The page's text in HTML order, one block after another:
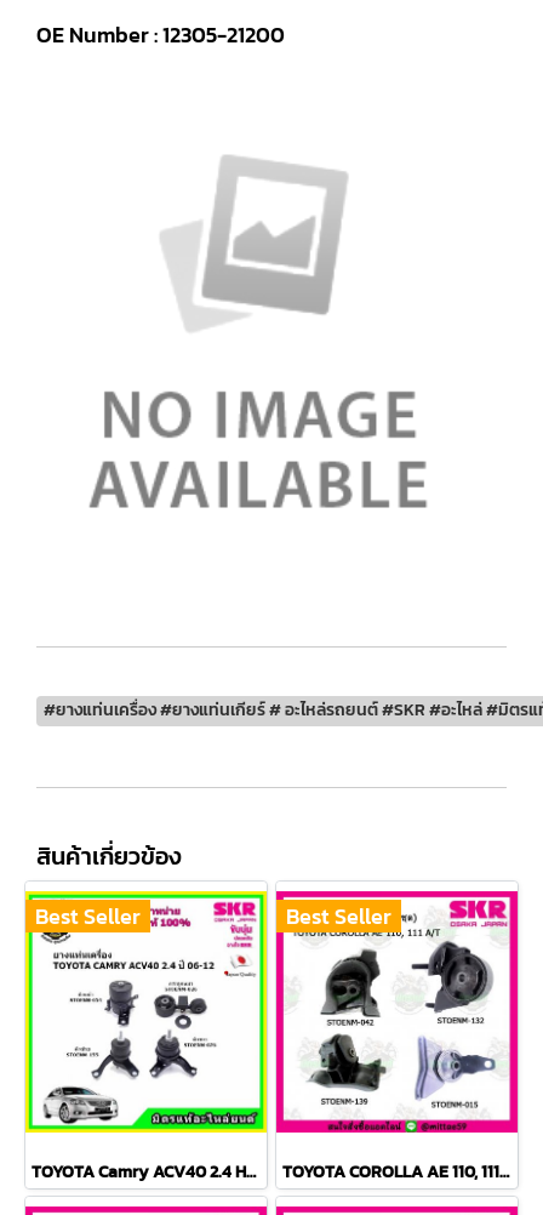
OE Number : 12305-21200
#ยางแท่นเครื่อง #ยางแท่นเกียร์ # อะไหล่รถยนต์ #SKR #อะไหล่ #มิตร
สินค้าเกี่ยวข้อง
Best Seller
TOYOTA Camry ACV40 2.4 Hybrid ปี 06-12 ยางแท่นเครื่องครบชุด กระดูกหมา
Best Seller
TOYOTA COROLLA AE 110, 111 A/T สามห่วง ยางแท่นเครื่องครบชุด SKR